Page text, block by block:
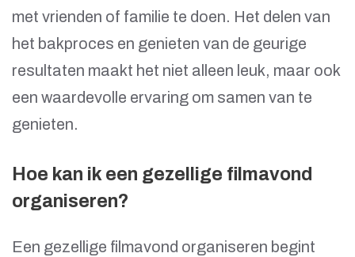
met vrienden of familie te doen. Het delen van
het bakproces en genieten van de geurige
resultaten maakt het niet alleen leuk, maar ook
een waardevolle ervaring om samen van te
genieten.
Hoe kan ik een gezellige filmavond
organiseren?
Een gezellige filmavond organiseren begint